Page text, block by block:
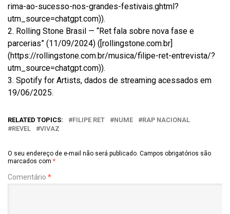
rima-ao-sucesso-nos-grandes-festivais.ghtml?
utm_source=chatgpt.com)).
2. Rolling Stone Brasil — “Ret fala sobre nova fase e
parcerias” (11/09/2024) ([rollingstone.com.br]
(https://rollingstone.com.br/musica/filipe-ret-entrevista/?
utm_source=chatgpt.com)).
3. Spotify for Artists, dados de streaming acessados em
19/06/2025.
RELATED TOPICS: FILIPE RET NUME
RAP NACIONAL
REVEL
VIVAZ
O seu endereço de e-mail não será publicado. Campos obrigatórios são
marcados com *
Comentário *